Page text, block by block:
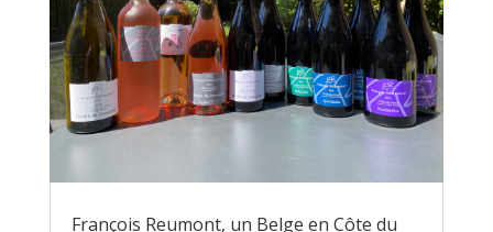
François Reumont, un Belge en Côte du